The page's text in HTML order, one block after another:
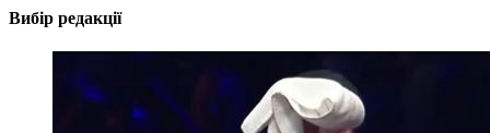
Вибір редакції